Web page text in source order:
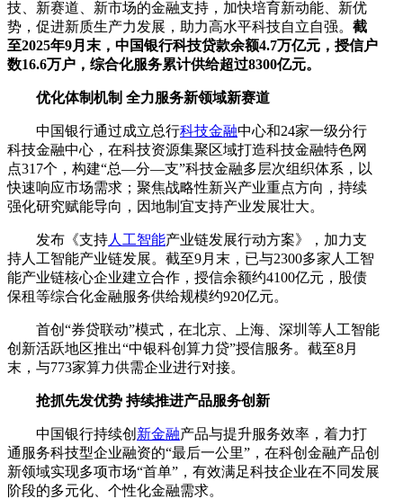
技、新赛道、新市场的金融支持，加快培育新动能、新优
势，促进新质生产力发展，助力高水平科技自立自强。 截
至2025年9月末，中国银行科技贷款余额4.7万亿元，授信户
数16.6万户，综合化服务累计供给超过8300亿元。
优化体制机制 全力服务新领域新赛道
中国银行通过成立总行科技金融中心和24家一级分行
科技金融中心，在科技资源集聚区域打造科技金融特色网
点317个，构建“总—分—支”科技金融多层次组织体系，以
快速响应市场需求；聚焦战略性新兴产业重点方向，持续
强化研究赋能导向，因地制宜支持产业发展壮大。
发布《支持人工智能产业链发展行动方案》，加力支
持人工智能产业链发展。截至9月末，已与2300多家人工智
能产业链核心企业建立合作，授信余额约4100亿元，股债
保租等综合化金融服务供给规模约920亿元。
首创“券贷联动”模式，在北京、上海、深圳等人工智能
创新活跃地区推出“中银科创算力贷”授信服务。截至8月
末，与773家算力供需企业进行对接。
抢抓先发优势 持续推进产品服务创新
中国银行持续创 新金融产品与提升服务效率，着力打
通服务科技型企业融资的“最后一公里”，在科创金融产品创
新领域实现多项市场“首单”，有效满足科技企业在不同发展
阶段的多元化、个性化金融需求。